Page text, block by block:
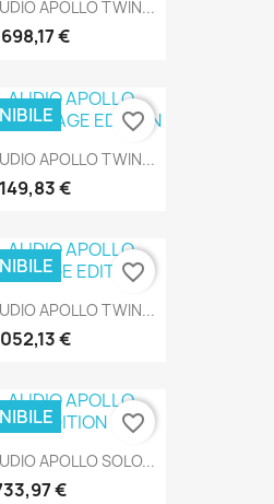
SOLO ONLINE
APOLLO TWIN...
€
SOLO ONLINE
APOLLO TWIN...
€
SOLO ONLINE
favorite_border
APOLLO TWIN...
€
SOLO ONLINE
favorite_border
APOLLO SOLO...
€
favorite_border